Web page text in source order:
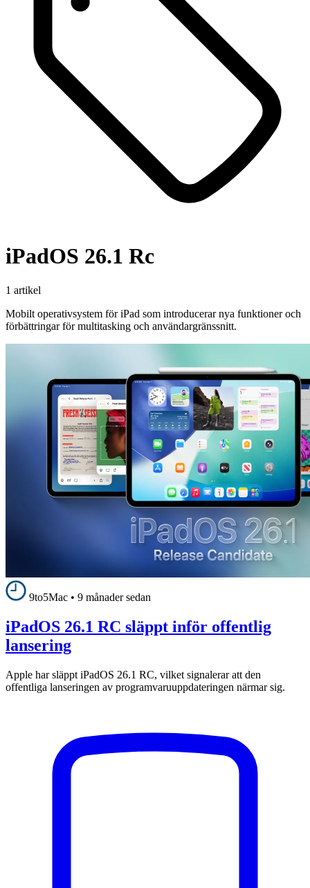
iPadOS 26.1 Rc
1 artikel
Mobilt operativsystem för iPad som introducerar nya funktioner och
förbättringar för multitasking och användargränssnitt.
9to5Mac • 9 månader sedan
iPadOS 26.1 RC släppt inför offentlig
lansering
Apple har släppt iPadOS 26.1 RC, vilket signalerar att den
offentliga lanseringen av programvaruuppdateringen närmar sig.